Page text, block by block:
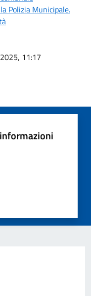
Polizia Municipale.
11:17